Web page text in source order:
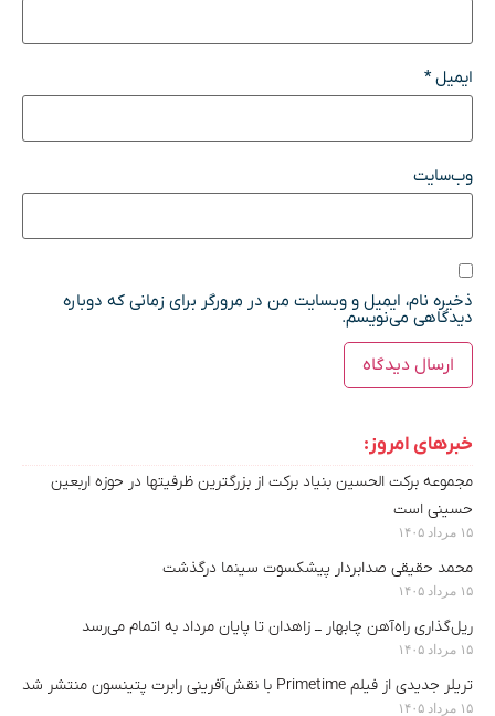
ایمیل*
وب‌سایت
ذخیره نام، ایمیل و وبسایت من در مرورگر برای زمانی که دوباره
دیدگاهی می‌نویسم.
خبرهای امروز:
مجموعه برکت الحسین بنیاد برکت از بزرگترین ظرفیتها در حوزه اربعین
حسینی است
۱۵ مرداد ۱۴۰۵
محمد حقیقی صدابردار پیشکسوت سینما درگذشت
۱۵ مرداد ۱۴۰۵
ریل‌گذاری راه‌آهن چابهار ــ زاهدان تا پایان مرداد به اتمام می‌رسد
۱۵ مرداد ۱۴۰۵
تریلر جدیدی از فیلم Primetime با نقش‌آفرینی رابرت پتینسون منتشر شد
۱۵ مرداد ۱۴۰۵